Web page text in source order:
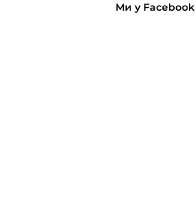
Ми у Facebook